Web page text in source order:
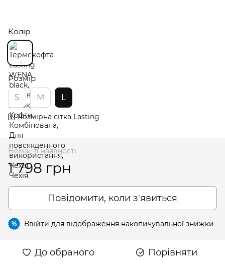
Колір
Розмір
S
M L
Розмірна сітка Lasting
Немає в наявності
1 798 грн
Повідомити, коли з'явиться
% Ввійти для відображення накопичувальної знижки
До обраного Порівняти